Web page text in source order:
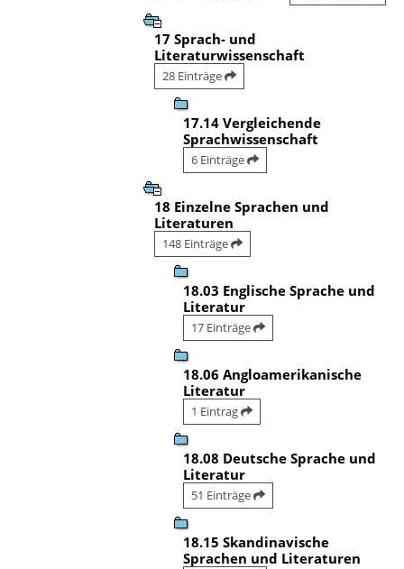
17 Sprach- und
Literaturwissenschaft
28 Einträge
17.14 Vergleichende
Sprachwissenschaft
6 Einträge
18 Einzelne Sprachen und
Literaturen
148 Einträge
18.03 Englische Sprache und
Literatur
17 Einträge
18.06 Angloamerikanische
Literatur
1 Eintrag
18.08 Deutsche Sprache und
Literatur
51 Einträge
18.15 Skandinavische
Sprachen und Literaturen